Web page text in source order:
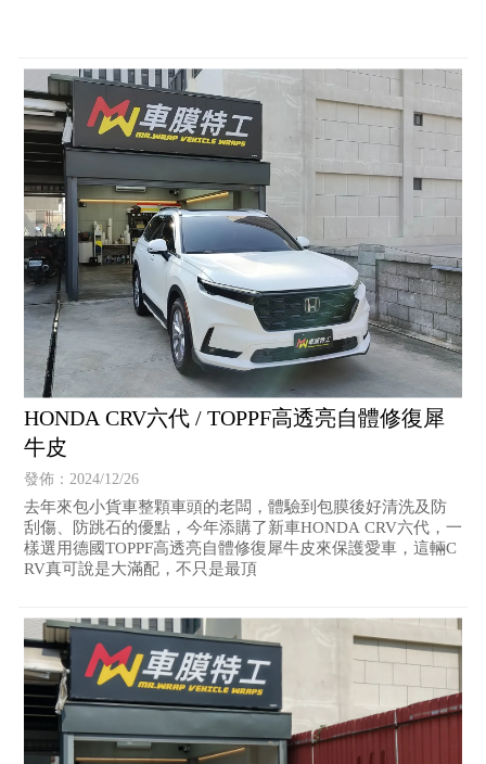
HONDA CRV六代 / TOPPF高透亮自體修復犀
牛皮
發佈：2024/12/26
去年來包小貨車整顆車頭的老闆，體驗到包膜後好清洗及防
刮傷、防跳石的優點，今年添購了新車HONDA CRV六代，一
樣選用德國TOPPF高透亮自體修復犀牛皮來保護愛車，這輛C
RV真可說是大滿配，不只是最頂